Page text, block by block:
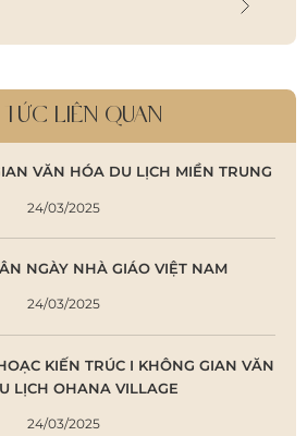
TỨC LIÊN QUAN
VĂN HÓA DU LỊCH MIỀN TRUNG
24/03/2025
NGÀY NHÀ GIÁO VIỆT NAM
24/03/2025
KIẾN TRÚC I KHÔNG GIAN VĂN
LỊCH OHANA VILLAGE
24/03/2025